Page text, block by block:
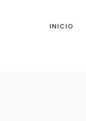
INICIO